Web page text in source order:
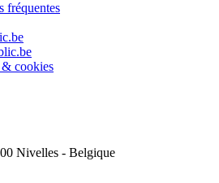
fréquentes
cookies
Nivelles - Belgique